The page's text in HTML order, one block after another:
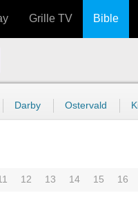
Grille TV Bible
Darby Ostervald
12 13 14 15 16